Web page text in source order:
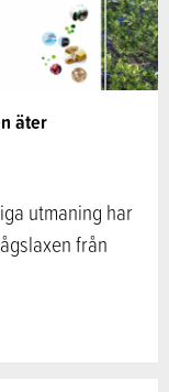
äter
utmaning har
från